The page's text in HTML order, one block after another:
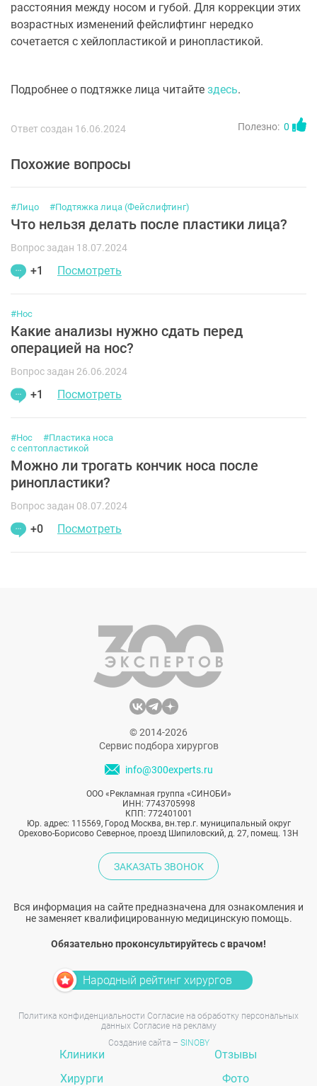
расстояния между носом и губой. Для коррекции этих
возрастных изменений фейслифтинг нередко
сочетается с хейлопластикой и ринопластикой.
Подробнее о подтяжке лица читайте здесь.
Ответ создан 16.06.2024 Полезно: 0
Похожие вопросы
#Лицо #Подтяжка лица (Фейслифтинг)
Что нельзя делать после пластики лица?
Вопрос задан 18.07.2024
+1 Посмотреть
#Нос
Какие анализы нужно сдать перед
операцией на нос?
Вопрос задан 26.06.2024
+1 Посмотреть
#Нос
#Пластика носа
с септопластикой
Можно ли трогать кончик носа после
ринопластики?
Вопрос задан 08.07.2024
+0 Посмотреть
© 2014-2026
Сервис подбора хирургов
info@300experts.ru
ООО «Рекламная группа «СИНОБИ»
ИНН: 7743705998
КПП: 772401001
Юр. адрес: 115569, Город Москва, вн.тер.г. муниципальный округ
Орехово-Борисово Северное, проезд Шипиловский, д. 27, помещ. 13Н
ЗАКАЗАТЬ ЗВОНОК
Вся информация на сайте предназначена для ознакомления и
не заменяет квалифицированную медицинскую помощь.
Обязательно проконсультируйтесь с врачом!
Народный рейтинг хирургов
Политика конфиденциальности Согласие на обработку персональных
данных Согласие на рекламу
Создание сайта – SINOBY
Клиники
Хирурги
Отзывы
Фото